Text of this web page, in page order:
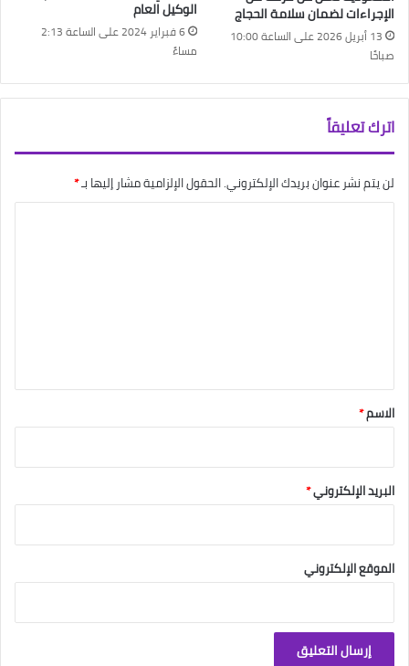
الإجراءات لضمان سلامة الحجاج
13 أبريل 2026 على الساعة 10:00
صباحًا
الوكيل العام
6 فبراير 2024 على الساعة 2:13
مساءً
اترك تعليقاً
لن يتم نشر عنوان بريدك الإلكتروني.الحقول الإلزامية مشار إليها بـ*
*
الاسم*
البريد الإلكتروني*
الموقع الإلكتروني